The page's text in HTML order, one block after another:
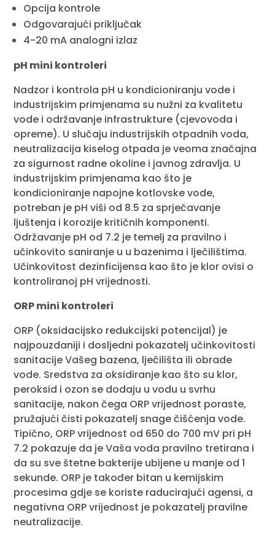
Opcija kontrole
Odgovarajući priključak
4-20 mA analogni izlaz
pH mini kontroleri
Nadzor i kontrola pH u kondicioniranju vode i
industrijskim primjenama su nužni za kvalitetu
vode i održavanje infrastrukture (cjevovoda i
opreme). U slučaju industrijskih otpadnih voda,
neutralizacija kiselog otpada je veoma značajna
za sigurnost radne okoline i javnog zdravlja. U
industrijskim primjenama kao što je
kondicioniranje napojne kotlovske vode,
potreban je pH viši od 8.5 za sprječavanje
ljuštenja i korozije kritičnih komponenti.
Održavanje pH od 7.2 je temelj za pravilno i
učinkovito saniranje u u bazenima i lječilištima.
Učinkovitost dezinficijensa kao što je klor ovisi o
kontroliranoj pH vrijednosti.
ORP mini kontroleri
ORP (oksidacijsko redukcijski potencijal) je
najpouzdaniji i dosljedni pokazatelj učinkovitosti
sanitacije Vašeg bazena, lječilišta ili obrade
vode. Sredstva za oksidiranje kao što su klor,
peroksid i ozon se dodaju u vodu u svrhu
sanitacije, nakon čega ORP vrijednost poraste,
pružajući čisti pokazatelj snage čišćenja vode.
Tipično, ORP vrijednost od 650 do 700 mV pri pH
7.2 pokazuje da je Vaša voda pravilno tretirana i
da su sve štetne bakterije ubijene u manje od 1
sekunde. ORP je također bitan u kemijskim
procesima gdje se koriste raducirajući agensi, a
negativna ORP vrijednost je pokazatelj pravilne
neutralizacije.